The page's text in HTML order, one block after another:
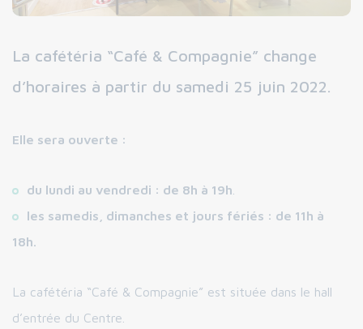
La cafétéria “Café & Compagnie” change
d’horaires à partir du samedi 25 juin 2022.
Elle sera ouverte :
du lundi au vendredi : de 8h à 19h
les samedis, dimanches et jours fériés : de 11h à
18h.
La cafétéria “Café & Compagnie” est située dans le hall
d’entrée du Centre.